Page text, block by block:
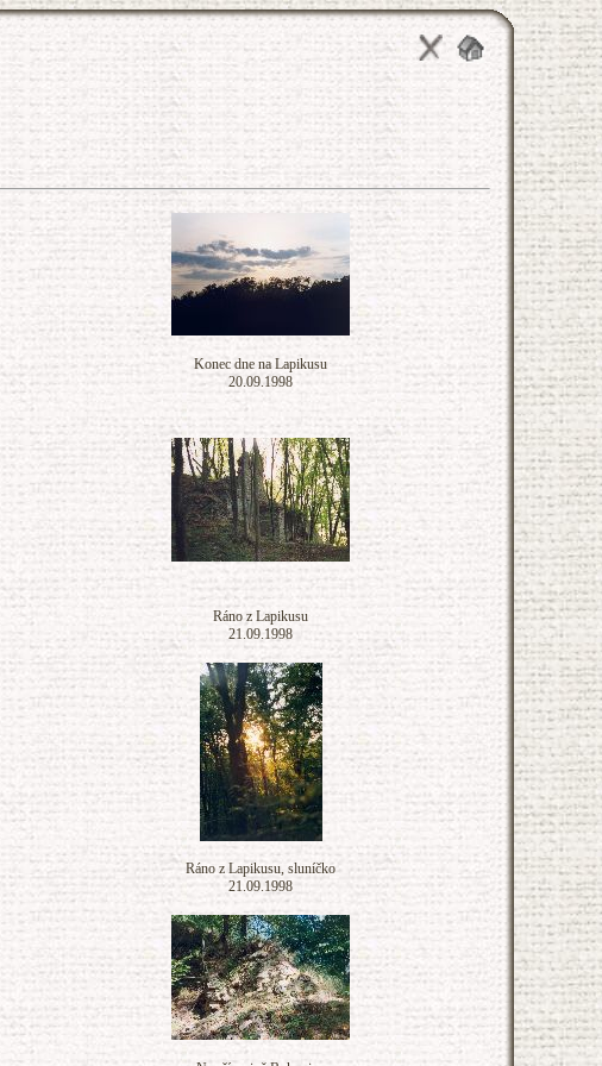
Konec dne na Lapikusu
20.09.1998
Ráno z Lapikusu
21.09.1998
Ráno z Lapikusu, sluníčko
21.09.1998